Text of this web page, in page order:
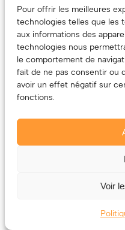
Pour offrir les meilleures
technologies telles que les
aux informations des
technologies nous
le comportement de
fait de ne pas consentir ou
avoir un effet négatif sur
fonctions.
Voir
musique latine.
près!
CHIWIO